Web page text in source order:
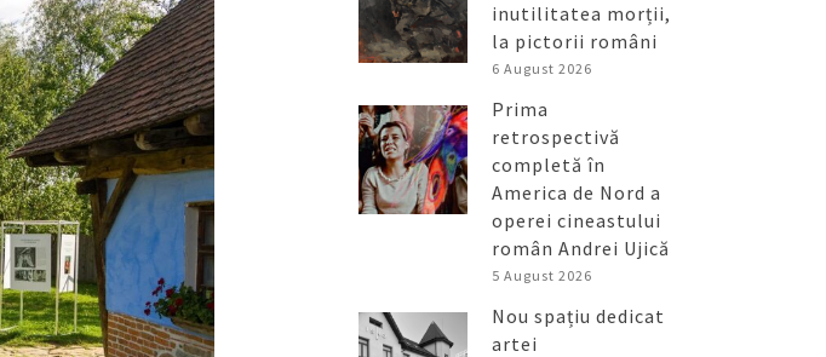
inutilitatea morții,
la pictorii români
6 August 2026
Prima
retrospectivă
completă în
America de Nord a
operei cineastului
român Andrei Ujică
5 August 2026
Nou spațiu dedicat
artei